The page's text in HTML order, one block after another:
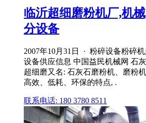
临沂超细磨粉机厂,机
分设备
2007年10月31日 · 粉碎设备粉碎
设备供应信息 中国益民机械网 石
超细磨又名: 石灰石磨粉机、磨粉
高效、低耗、环保的特点, .
联系电话: 180 3780 8511